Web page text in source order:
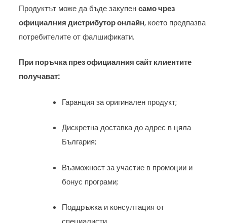
Продуктът може да бъде закупенсамо чрез
официалния дистрибутор онлайн, което предпазва
потребителите от фалшификати.
При поръчка през официалния сайт клиентите
получават:
Гаранция за оригинален продукт;
Дискретна доставка до адрес в цяла
България;
Възможност за участие в промоции и
бонус програми;
Поддръжка и консултация от